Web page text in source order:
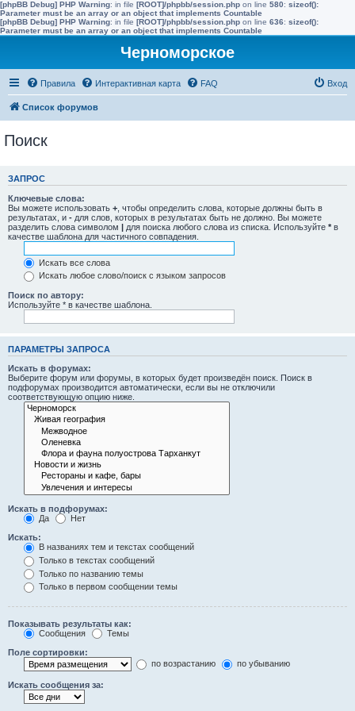
[phpBB Debug] PHP Warning: in file [ROOT]/phpbb/session.php on line 580: sizeof():
Parameter must be an array or an object that implements Countable
[phpBB Debug] PHP Warning: in file [ROOT]/phpbb/session.php on line 636: sizeof():
Parameter must be an array or an object that implements Countable
Черноморское
Правила Интерактивная карта FAQ Вход
Список форумов
Поиск
ЗАПРОС
Ключевые слова:
Вы можете использовать + , чтобы определить слова, которые должны быть в
результатах, и - для слов, которых в результатах быть не должно. Вы можете
разделить слова символом | для поиска любого слова из списка. Используйте * в
качестве шаблона для частичного совпадения.
Искать все слова
Искать любое слово/поиск с языком запросов
Поиск по автору:
Используйте * в качестве шаблона.
ПАРАМЕТРЫ ЗАПРОСА
Искать в форумах:
Выберите форум или форумы, в которых будет произведён поиск. Поиск в
подфорумах производится автоматически, если вы не отключили
соответствующую опцию ниже.
Искать в подфорумах:
Да
Нет
Искать:
В названиях тем и текстах сообщений
Только в текстах сообщений
Только по названию темы
Только в первом сообщении темы
Показывать результаты как:
Сообщения
Темы
Поле сортировки:
по возрастанию
по убыванию
Искать сообщения за: